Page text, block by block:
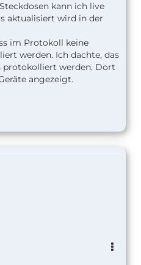
kann ich live
aktualisiert wird in der
im Protokoll keine
werden. Ich dachte, das
werden. Dort
angezeigt.